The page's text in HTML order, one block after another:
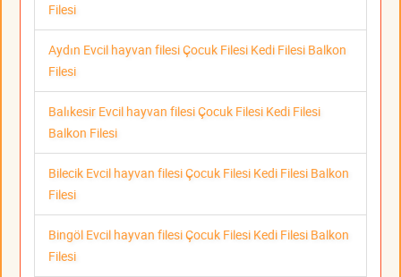
Filesi
Aydın Evcil hayvan filesi Çocuk Filesi Kedi Filesi Balkon
Filesi
Balıkesir Evcil hayvan filesi Çocuk Filesi Kedi Filesi
Balkon Filesi
Bilecik Evcil hayvan filesi Çocuk Filesi Kedi Filesi Balkon
Filesi
Bingöl Evcil hayvan filesi Çocuk Filesi Kedi Filesi Balkon
Filesi